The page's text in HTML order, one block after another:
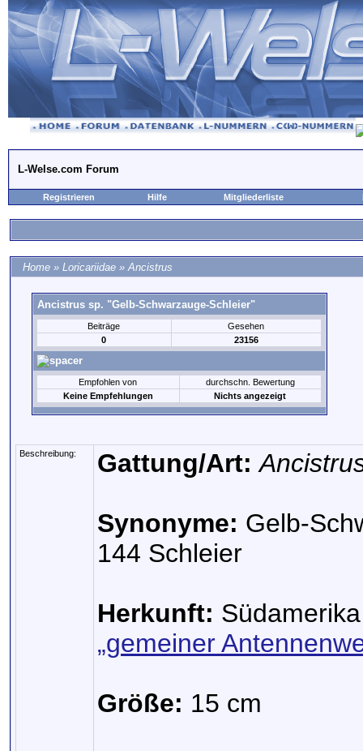
L-Welse.com Forum
Registrieren Hilfe Mitgliederliste
Home » Loricariidae »Ancistrus
Ancistrus sp. "Gelb-Schwarzauge-Schleier"
Beiträge
Gesehen
0
23156
Empfohlen von
durchschn. Bewertung
Keine Empfehlungen
Nichts angezeigt
Beschreibung: Gattung/Art:
Synonyme: Gelb-
144 Schleier
Herkunft:
„gemeiner
Größe: 15 cm